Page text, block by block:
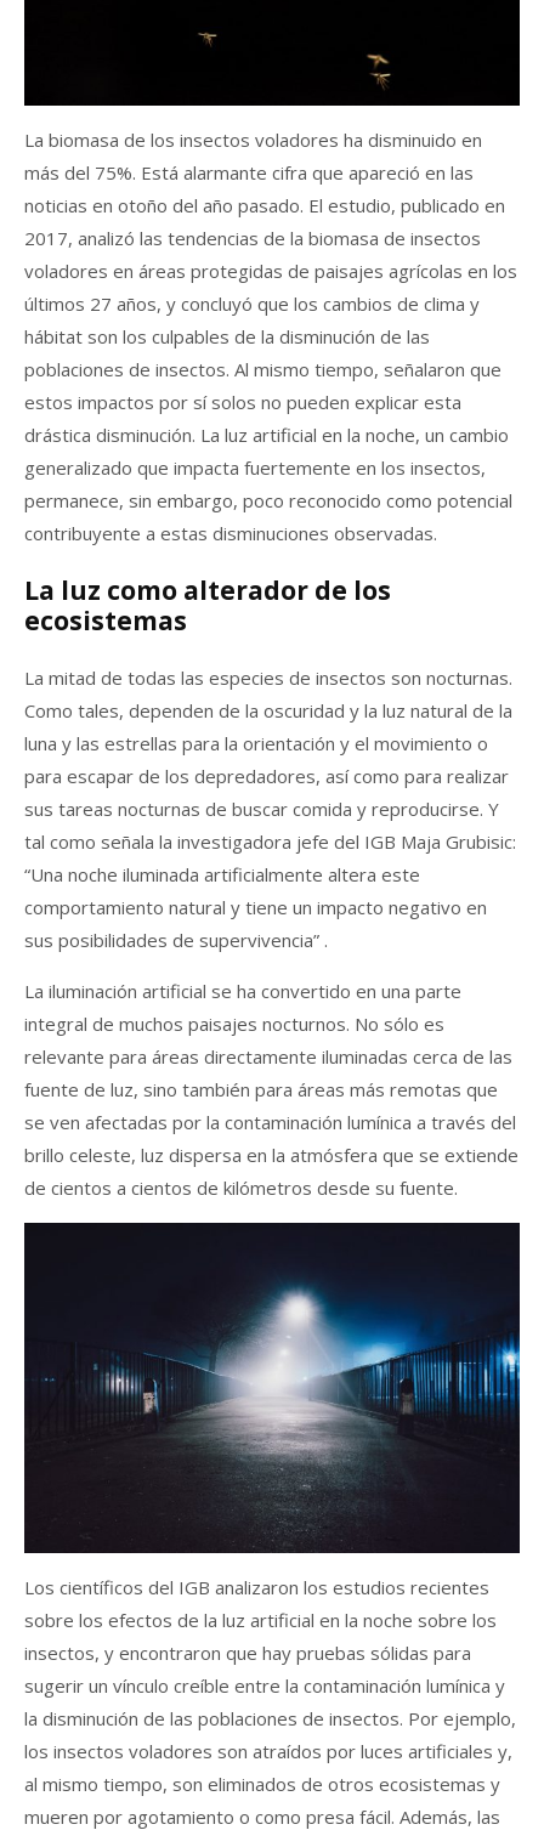
La biomasa de los insectos voladores ha disminuido en
más del 75%. Está alarmante cifra que apareció en las
noticias en otoño del año pasado. El estudio, publicado en
2017, analizó las tendencias de la biomasa de insectos
voladores en áreas protegidas de paisajes agrícolas en los
últimos 27 años, y concluyó que los cambios de clima y
hábitat son los culpables de la disminución de las
poblaciones de insectos. Al mismo tiempo, señalaron que
estos impactos por sí solos no pueden explicar esta
drástica disminución. La luz artificial en la noche, un cambio
generalizado que impacta fuertemente en los insectos,
permanece, sin embargo, poco reconocido como potencial
contribuyente a estas disminuciones observadas.
La luz como alterador de los
ecosistemas
La mitad de todas las especies de insectos son nocturnas.
Como tales, dependen de la oscuridad y la luz natural de la
luna y las estrellas para la orientación y el movimiento o
para escapar de los depredadores, así como para realizar
sus tareas nocturnas de buscar comida y reproducirse. Y
tal como señala la investigadora jefe del IGB Maja Grubisic:
“Una noche iluminada artificialmente altera este
comportamiento natural y tiene un impacto negativo en
sus posibilidades de supervivencia” .
La iluminación artificial se ha convertido en una parte
integral de muchos paisajes nocturnos. No sólo es
relevante para áreas directamente iluminadas cerca de las
fuente de luz, sino también para áreas más remotas que
se ven afectadas por la contaminación lumínica a través del
brillo celeste, luz dispersa en la atmósfera que se extiende
de cientos a cientos de kilómetros desde su fuente.
Los científicos del IGB analizaron los estudios recientes
sobre los efectos de la luz artificial en la noche sobre los
insectos, y encontraron que hay pruebas sólidas para
sugerir un vínculo creíble entre la contaminación lumínica y
la disminución de las poblaciones de insectos. Por ejemplo,
los insectos voladores son atraídos por luces artificiales y,
al mismo tiempo, son eliminados de otros ecosistemas y
mueren por agotamiento o como presa fácil. Además, las